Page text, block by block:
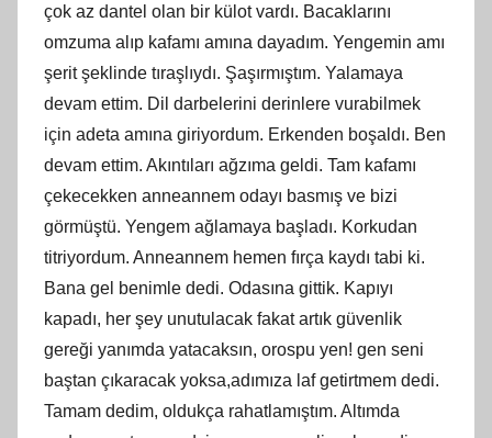
çok az dantel olan bir külot vardı. Bacaklarını
omzuma alıp kafamı amına dayadım. Yengemin amı
şerit şeklinde tıraşlıydı. Şaşırmıştım. Yalamaya
devam ettim. Dil darbelerini derinlere vurabilmek
için adeta amına giriyordum. Erkenden boşaldı. Ben
devam ettim. Akıntıları ağzıma geldi. Tam kafamı
çekecekken anneannem odayı basmış ve bizi
görmüştü. Yengem ağlamaya başladı. Korkudan
titriyordum. Anneannem hemen fırça kaydı tabi ki.
Bana gel benimle dedi. Odasına gittik. Kapıyı
kapadı, her şey unutulacak fakat artık güvenlik
gereği yanımda yatacaksın, orospu yen! gen seni
baştan çıkaracak yoksa,adımıza laf getirtmem dedi.
Tamam dedim, oldukça rahatlamıştım. Altımda